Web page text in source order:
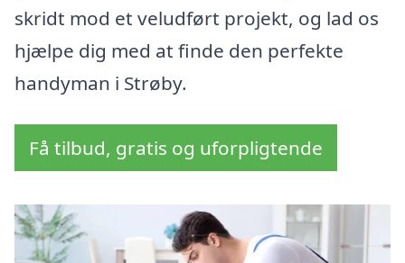
skridt mod et veludført projekt, og lad os
hjælpe dig med at finde den perfekte
handyman i Strøby.
Få tilbud, gratis og uforpligtende